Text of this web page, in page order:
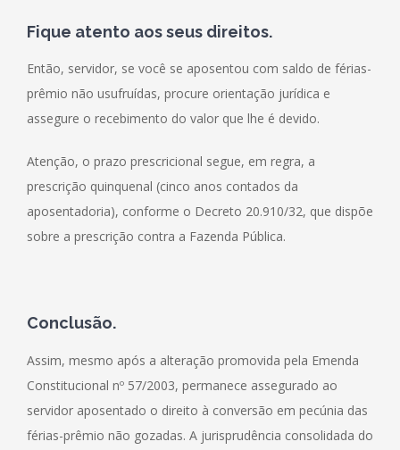
Fique atento aosseus direitos.
Então, servidor, se você se aposentou com saldo de férias-
prêmio não usufruídas, procure orientação jurídica e
assegure o recebimento do valor que lhe é devido.
Atenção, o prazo prescricional segue, em regra, a
prescrição quinquenal (cinco anos contados da
aposentadoria), conforme o Decreto 20.910/32, que dispõe
sobre a prescrição contra a Fazenda Pública.
Conclusão.
Assim, mesmo após a alteração promovida pela Emenda
Constitucional nº 57/2003, permanece assegurado ao
servidor aposentado o direito à conversão em pecúnia das
férias-prêmio não gozadas. A jurisprudência consolidada do